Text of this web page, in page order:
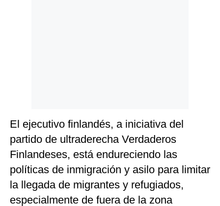
El ejecutivo finlandés, a iniciativa del
partido de ultraderecha Verdaderos
Finlandeses, está endureciendo las
políticas de inmigración y asilo para limitar
la llegada de migrantes y refugiados,
especialmente de fuera de la zona